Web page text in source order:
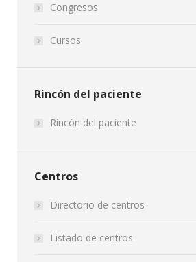
Congresos
Cursos
Rincón del paciente
Rincón del paciente
Centros
Directorio de centros
Listado de centros